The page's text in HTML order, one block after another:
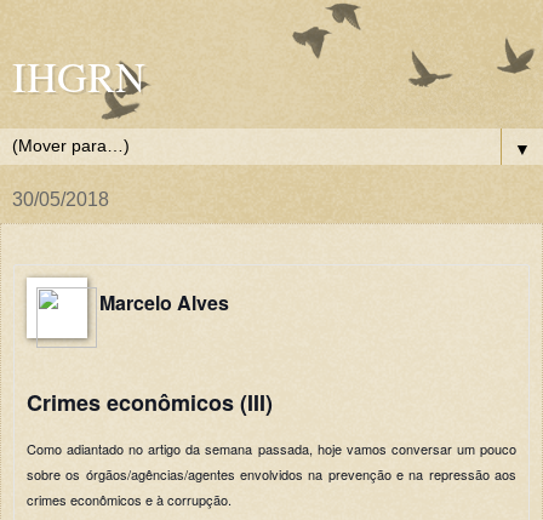
IHGRN
▼
30/05/2018
Marcelo Alves
Crimes econômicos (III)
Como adiantado no artigo da semana passada, hoje vamos conversar um pouco
sobre os órgãos/agências/agentes envolvidos na prevenção e na repressão aos
crimes econômicos e à corrupção.